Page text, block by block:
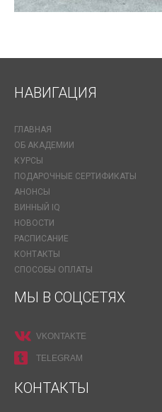
НАВИГАЦИЯ
ГЛАВНАЯ
ОБ АКАДЕМИИ
КУРСЫ
ПОДАРОЧНЫЕ СЕРТИФИКАТЫ
АНОНСЫ
ВИННЫЙ IQ
НОВОСТИ
РАСПИСАНИЕ
КОНТАКТЫ
СПОСОБЫ ОПЛАТЫ
МЫ В СОЦСЕТЯХ
VKONTAKTE
TELEGRAM
КОНТАКТЫ